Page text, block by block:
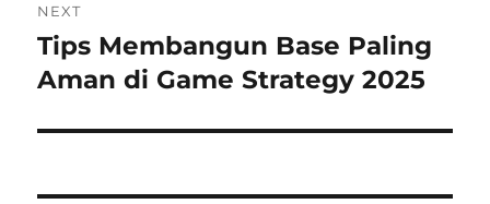
NEXT
Next
post:
Tips Membangun Base Paling
Aman di Game Strategy 2025